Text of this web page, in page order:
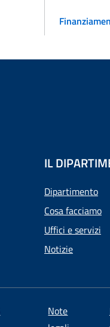
IL
Dipartimento
Cosa facciamo
Uffici e servizi
Notizie
Note